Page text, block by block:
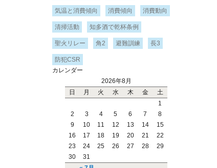
気温と消費傾向 消費傾向 消費動向
清掃活動 知多酒で乾杯条例
聖火リレー 角2 避難訓練 長3
防犯CSR
カレンダー
2026年8月
日
月 火 水 木 金 土
1
2
3 4 5 6 7
8
9
10 11 12 13 14
15
16
17 18 19 20 21
22
23
24 25 26 27 28
29
30
31